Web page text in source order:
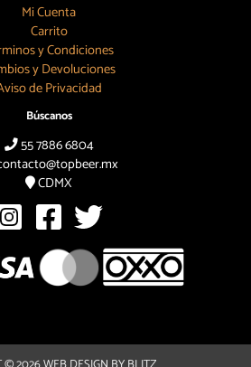
Mi Cuenta
Carrito
y Condiciones
y Devoluciones
de Privacidad
Búscanos
55 7886 6804
CDMX